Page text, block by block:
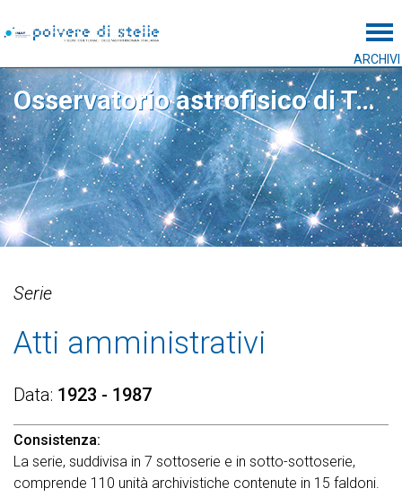
ARCHIVI
Osservatorio astrofisico di Torino
Serie
Atti amministrativi
Data 1923 - 1987
Consistenza
La serie, suddivisa in 7 sottoserie e in sotto-sottoserie,
comprende 110 unità archivistiche contenute in 15 faldoni.